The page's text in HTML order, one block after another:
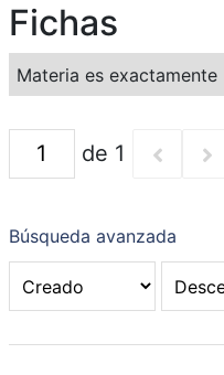
CONTENIDO
TODOS LOS
CATEGORIAS
OBRAS SOBRE EL
MATERIAS
PALABRAS CLAVES
MULTIMEDIA
Fichas
Materia es exactamente
de 1
Búsqueda avanzada